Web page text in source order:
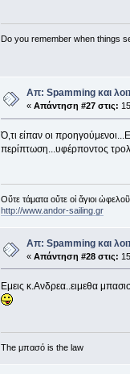
Do you remember when things
Απ: Spamming και
« Απάντηση #27 στις:
Ό,τι είπαν οι
περίπτωση...υφέρποντος
Οὔτε τάματα οὔτε οἱ ἅγιοι
http://www.andor-sailing.gr
Απ: Spamming και
« Απάντηση #28 στις:
Εμεις κ.Ανδρεα..ειμεθα
The μπασό is the law